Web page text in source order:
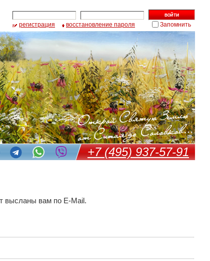
регистрация восстановление пароля Запомнить
+7 (495) 937-57-91
высланы вам по E-Mail.